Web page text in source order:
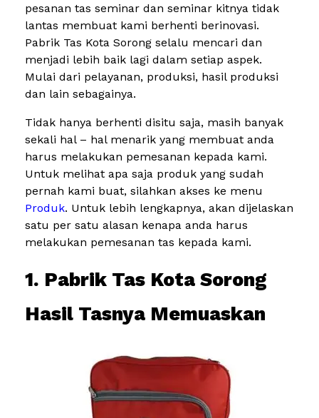
pesanan tas seminar dan seminar kitnya tidak
lantas membuat kami berhenti berinovasi.
Pabrik Tas Kota Sorong selalu mencari dan
menjadi lebih baik lagi dalam setiap aspek.
Mulai dari pelayanan, produksi, hasil produksi
dan lain sebagainya.
Tidak hanya berhenti disitu saja, masih banyak
sekali hal – hal menarik yang membuat anda
harus melakukan pemesanan kepada kami.
Untuk melihat apa saja produk yang sudah
pernah kami buat, silahkan akses ke menu
Produk. Untuk lebih lengkapnya, akan dijelaskan
satu per satu alasan kenapa anda harus
melakukan pemesanan tas kepada kami.
1. Pabrik Tas Kota Sorong
Hasil Tasnya Memuaskan